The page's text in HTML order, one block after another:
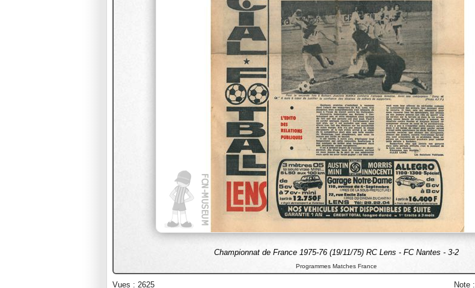
Championnat de France 1975-76 (19/11/75) RC Lens - FC Nantes - 3-2
Programmes Matches France
Vues : 2625 Note :